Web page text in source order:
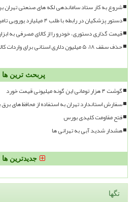
شروع به کار ستاد ساماندهی لکه های صنعتی تهران
دستور پزشکیان در رابطه با طلب ۴ میلیارد یورویی تامین کنندگان کالاهای اساسی
قیمت گذاری دستوری، خودرو را از کالای مصرفی به
حذف سقف ۱۸، ۵ میلیون دلاری استانی برای واردات کالاهای اساسی از مرزها
پربحث ترین ها
گوشت ۴ هزار تومانی این گونه میلیونی قیمت خورد
سفارش استاندارد تهران به استفاده از محافظ های برق
فتح مقاومت کلیدی بورس
هشدار شدید آبی به تهرانی ها
جدیدترین ها
تگها